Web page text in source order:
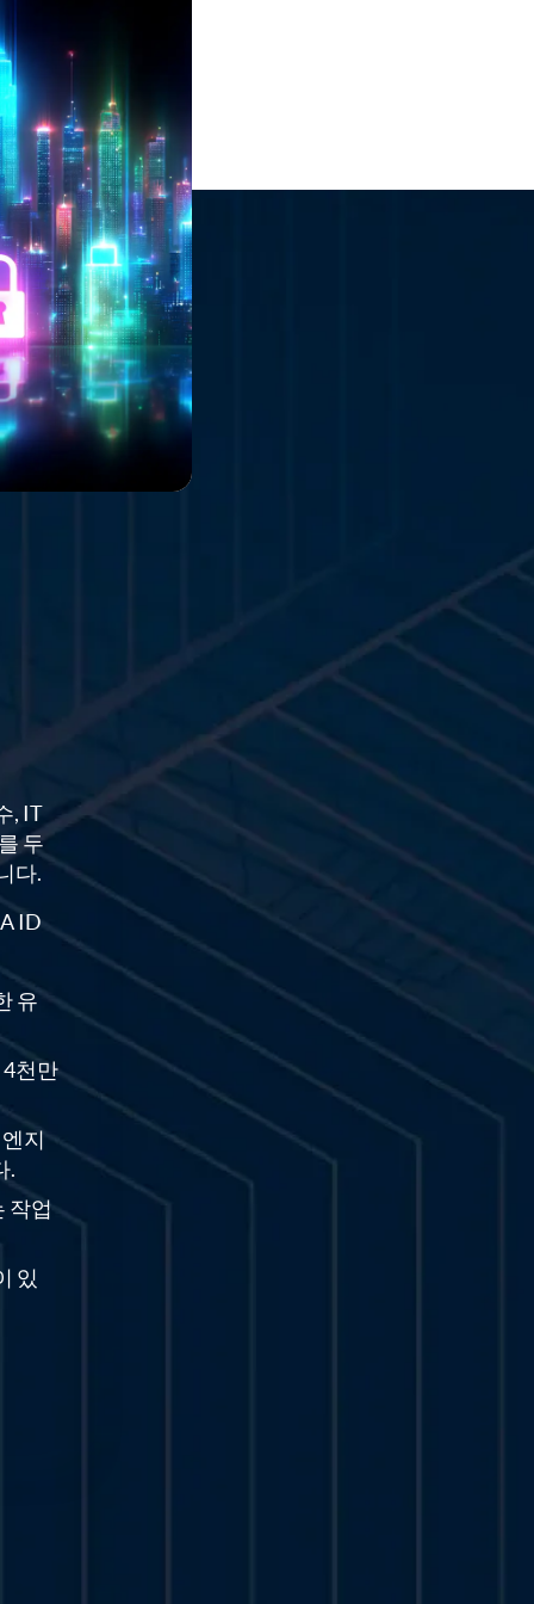
, IT
두
다.
ID
유
4천만
지
.
작업
있